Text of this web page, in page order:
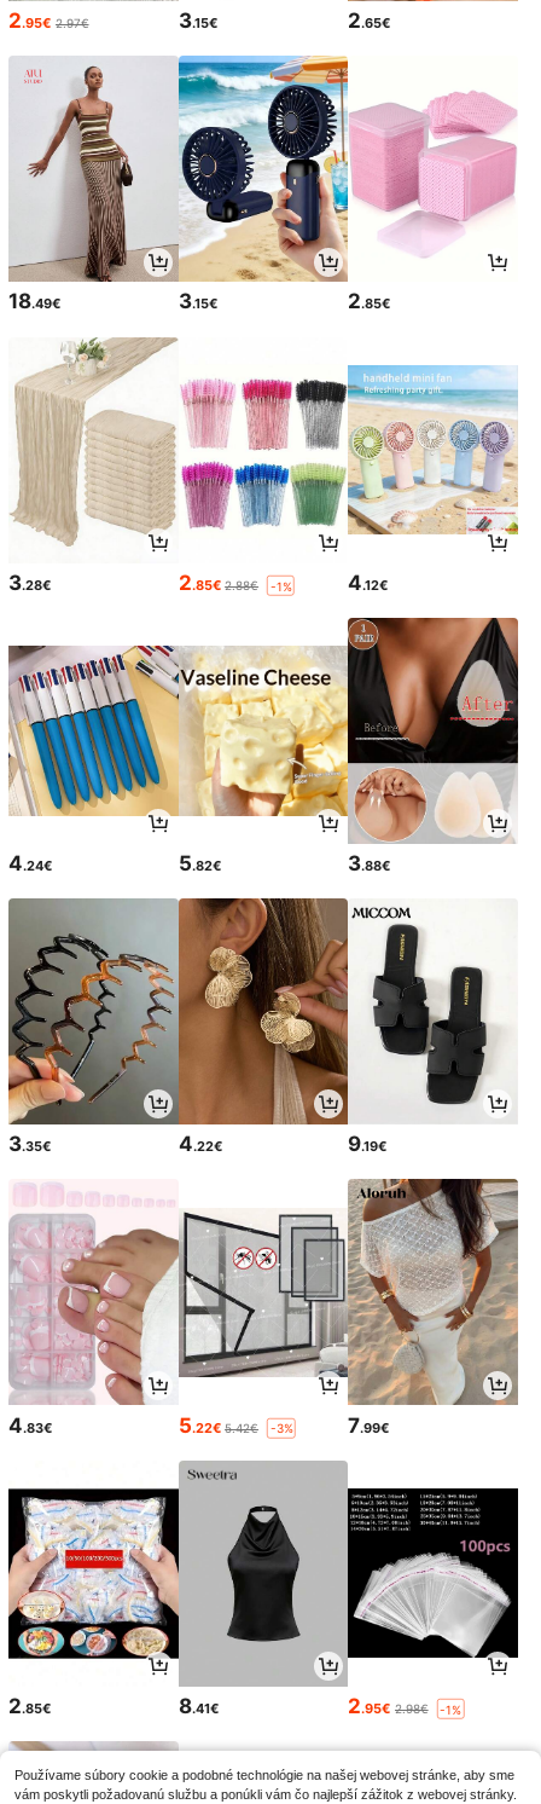
2.95€ 2.97€ 3.15€ 2.65€
18.49€ 3.15€ 2.85€
3.28€ 2.85€ 2.88€ -1% 4.12€
4.24€ 5.82€ 3.88€
3.35€ 4.22€ 9.19€
4.83€ 5.22€ 5.42€ -3% 7.99€
2.85€ 8.41€ 2.95€ 2.98€ -1%
Používame súbory cookie a podobné technológie na našej webovej stránke, aby sme
vám poskytli požadovanú službu a ponúkli vám čo najlepší zážitok z webovej stránky.